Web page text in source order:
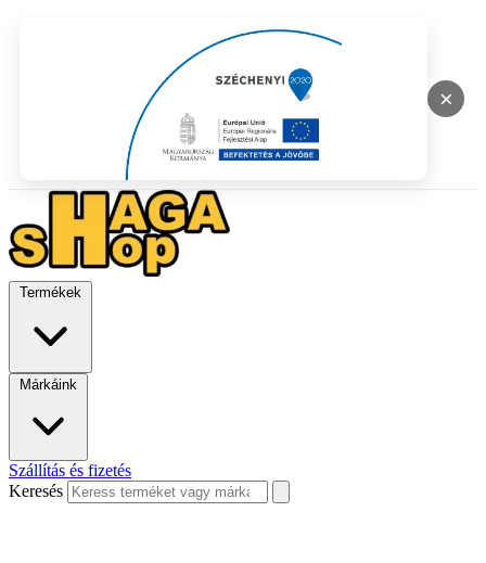
×
Termékek
Márkáink
Szállítás és fizetés
Keresés